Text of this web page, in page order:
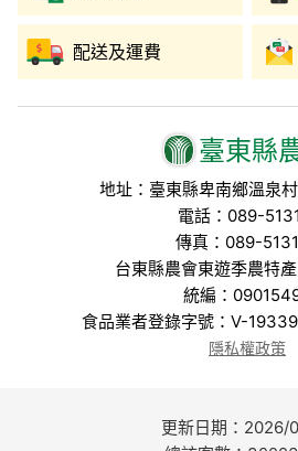
臺東縣
地址：臺東縣卑南鄉溫泉
電話：089-
傳真：089-
台東縣農會東遊季農特
統編：
食品業者登錄字號：V-
隱私權政策
配送及運費
更新日期：2026/